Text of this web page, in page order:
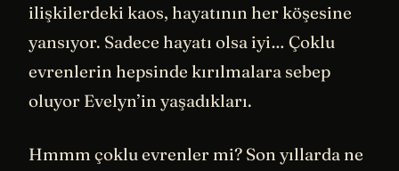
ilişkilerdeki kaos, hayatının her köşesine
yansıyor. Sadece hayatı olsa iyi… Çoklu
evrenlerin hepsinde kırılmalara sebep
oluyor Evelyn’in yaşadıkları.
Hmmm çoklu evrenler mi? Son yıllarda ne